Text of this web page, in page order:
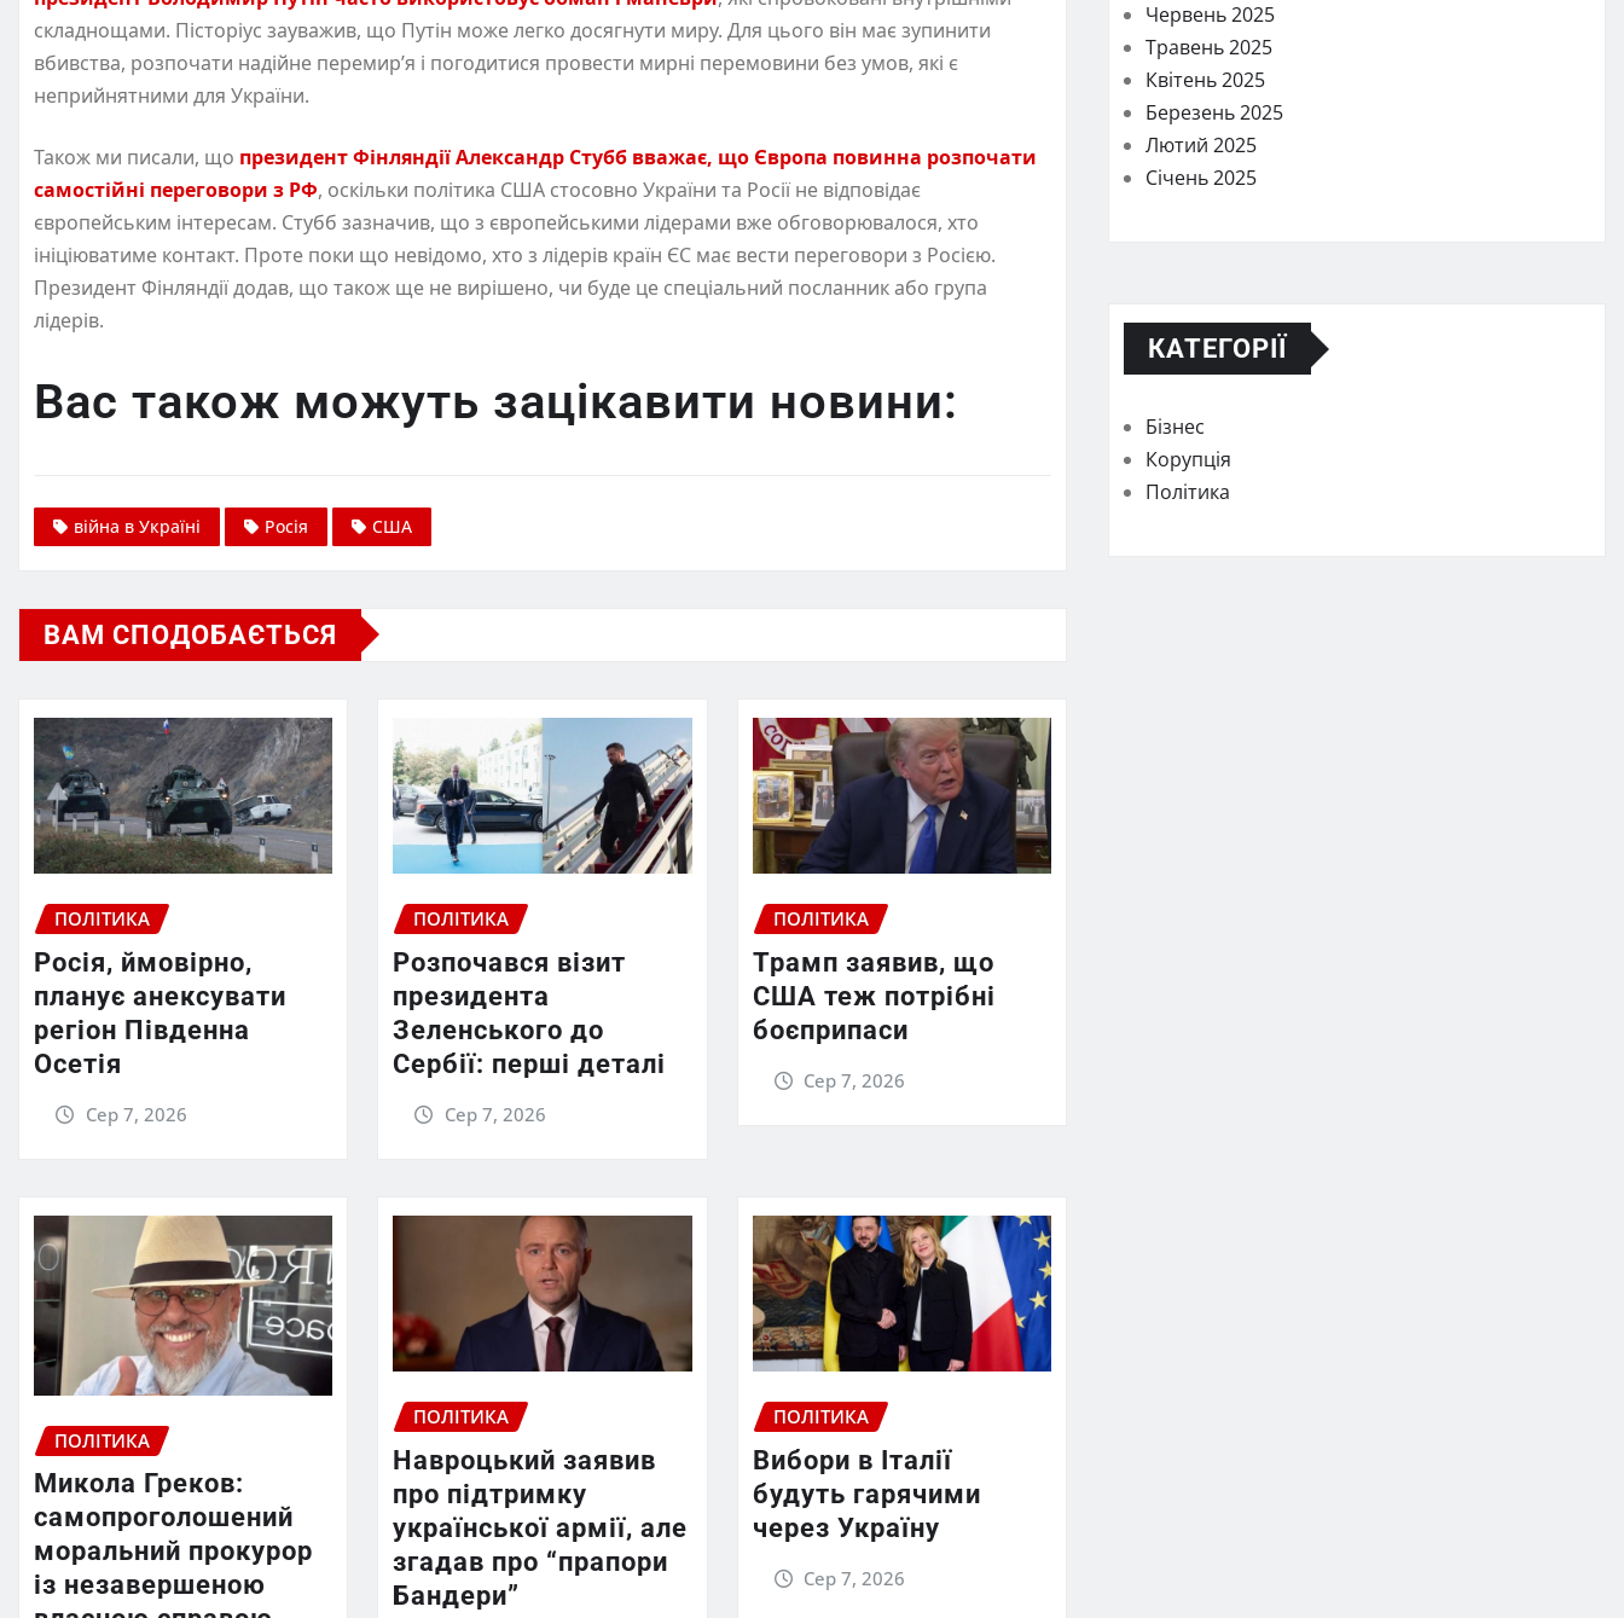
складнощами. Пісторіус зауважив, що Путін може легко досягнути миру. Для цього він має зупинити
вбивства, розпочати надійне перемир’я і погодитися провести мирні перемовини без умов, які є
неприйнятними для України.
Також ми писали, що президент Фінляндії Александр Стубб вважає, що Європа повинна розпочати
самостійні переговори з РФ, оскільки політика США стосовно України та Росії не відповідає
європейським інтересам. Стубб зазначив, що з європейськими лідерами вже обговорювалося, хто
ініціюватиме контакт. Проте поки що невідомо, хто з лідерів країн ЄС має вести переговори з Росією.
Президент Фінляндії додав, що також ще не вирішено, чи буде це спеціальний посланник або група
лідерів.
Вас також можуть зацікавити новини:
війна в Україні Росія США
ВАМ СПОДОБАЄТЬСЯ
ПОЛІТИКА
Росія, ймовірно,
планує анексувати
регіон Південна
Осетія
Сер 7, 2026
ПОЛІТИКА
Розпочався візит
президента
Зеленського до
Сербії: перші деталі
Сер 7, 2026
ПОЛІТИКА
Трамп заявив, що
США теж потрібні
боєприпаси
Сер 7, 2026
ПОЛІТИКА
Микола Греков:
самопроголошений
моральний прокурор
із незавершеною
ПОЛІТИКА
Навроцький заявив
про підтримку
української армії, але
згадав про “прапори
Бандери”
ПОЛІТИКА
Вибори в Італії
будуть гарячими
через Україну
Сер 7, 2026
Червень 2025
Травень 2025
Квітень 2025
Березень 2025
Лютий 2025
Січень 2025
КАТЕГОРІЇ
Бізнес
Корупція
Політика